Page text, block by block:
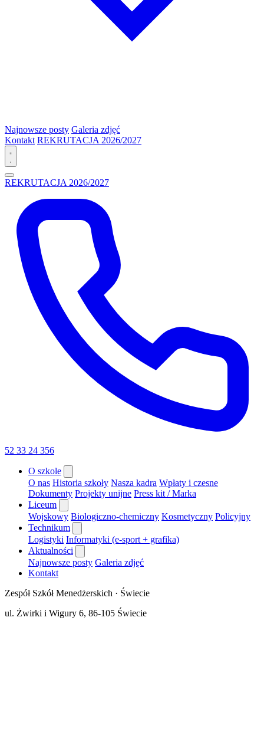
Najnowsze posty Galeria zdjęć
Kontakt REKRUTACJA 2026/2027
REKRUTACJA 2026/2027
52 33 24 356
O szkole
O nas Historia szkoły Nasza kadra Wpłaty i czesne
Dokumenty Projekty unijne Press kit / Marka
Liceum
Wojskowy Biologiczno-chemiczny Kosmetyczny Policyjny
Technikum
Logistyki Informatyki (e-sport + grafika)
Aktualności
Najnowsze posty Galeria zdjęć
Kontakt
Zespół Szkół Menedżerskich · Świecie
ul. Żwirki i Wigury 6, 86-105 Świecie